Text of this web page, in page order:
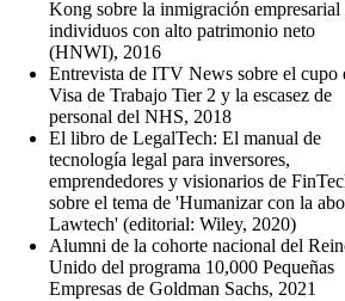
Kong sobre la inmigración empresarial
individuos con alto patrimonio neto
(HNWI), 2016
Entrevista de ITV News sobre el cupo
Visa de Trabajo Tier 2 y la escasez de
personal del NHS, 2018
El libro de LegalTech: El manual de
tecnología legal para inversores,
emprendedores y visionarios de
sobre el tema de 'Humanizar con la
Lawtech' (editorial: Wiley, 2020)
Alumni de la cohorte nacional del
Unido del programa 10,000 Pequeñas
Empresas de Goldman Sachs, 2021